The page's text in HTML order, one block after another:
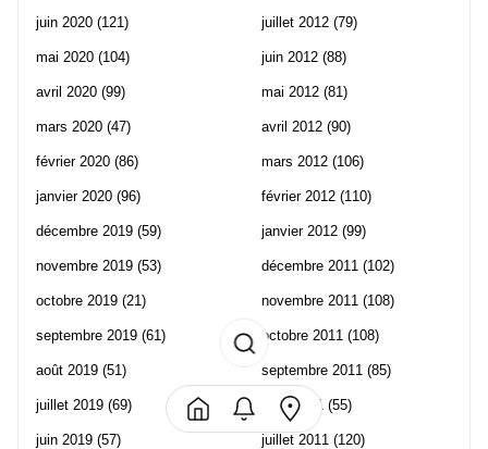
juin 2020 (121)
mai 2020 (104)
avril 2020 (99)
mars 2020 (47)
février 2020 (86)
janvier 2020 (96)
décembre 2019 (59)
novembre 2019 (53)
octobre 2019 (21)
septembre 2019 (61)
août 2019 (51)
juillet 2019 (69)
juin 2019 (57)
juillet 2012 (79)
juin 2012 (88)
mai 2012 (81)
avril 2012 (90)
mars 2012 (106)
février 2012 (110)
janvier 2012 (99)
décembre 2011 (102)
novembre 2011 (108)
octobre 2011 (108)
septembre 2011 (85)
août 2011 (55)
juillet 2011 (120)